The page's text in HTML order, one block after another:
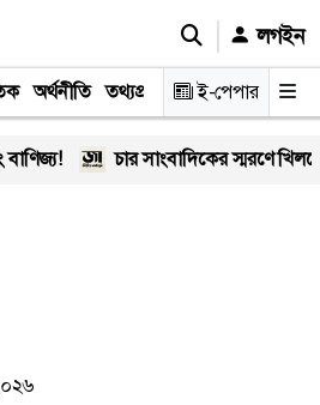
লগইন
অর্থনীতি তথ্যপ্রযুক্তি স্বাস্থ্য আইন-
ই-পেপার
চার সাংবাদিকের স্মরণে খিলক্ষেত